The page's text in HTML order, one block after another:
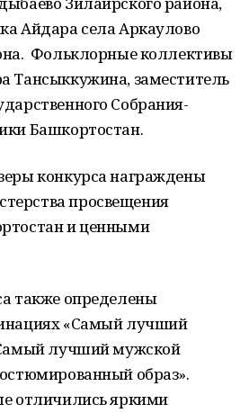
Айдара села Аркаулово
Фольклорные коллективы
Тансыккужина, заместитель
Собрания-
Башкортостан.
конкурса награждены
просвещения
и ценными
также определены
«Самый лучший
лучший мужской
образ».
отличились яркими